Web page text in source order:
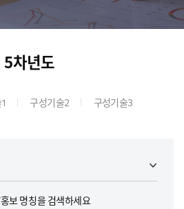
5차년도
구성기술2 구성기술3